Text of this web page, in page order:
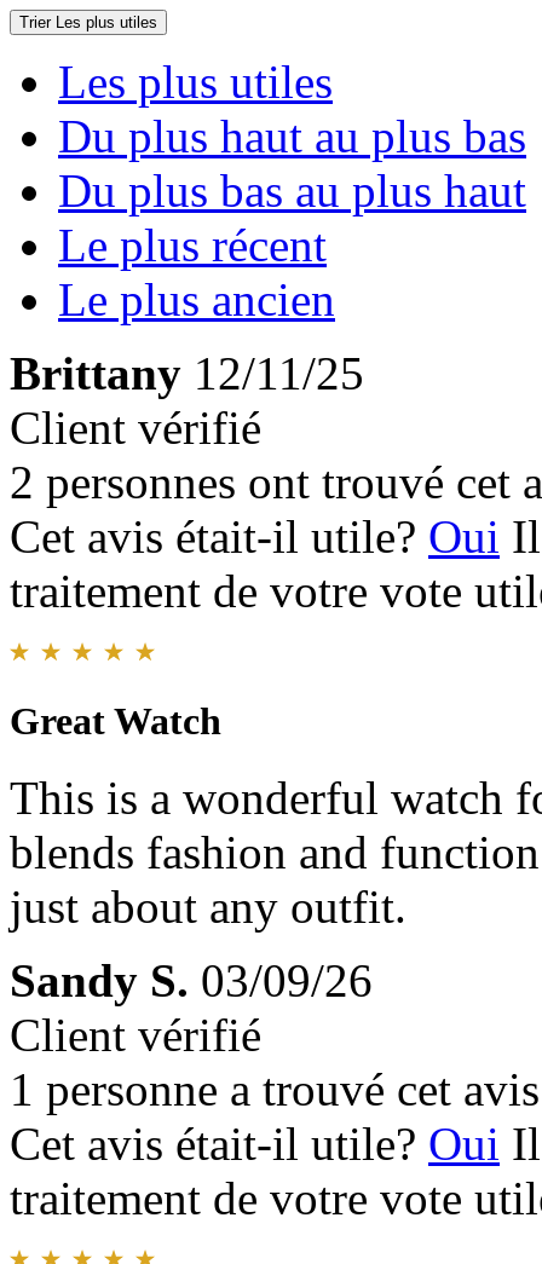
Trier Les plus utiles
Les plus utiles
Du plus haut au plus bas
Du plus bas au plus haut
Le plus récent
Le plus ancien
Brittany 12/11/25
Client vérifié
2 personnes ont trouvé cet
Cet avis était-il utile? Oui
traitement de votre vote
Great Watch
This is a wonderful watch
blends fashion and
just about any outfit.
Sandy S. 03/09/26
Client vérifié
1 personne a trouvé cet
Cet avis était-il utile? Oui
traitement de votre vote